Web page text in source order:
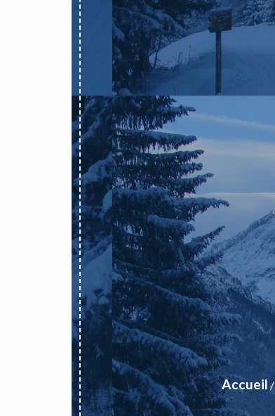
Accueil/